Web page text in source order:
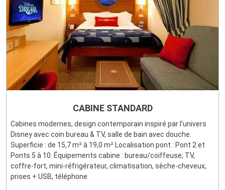
CABINE STANDARD
Cabines modernes, design contemporain inspiré par l’univers
Disney avec coin bureau & TV, salle de bain avec douche.
Superficie : de 15,7 m² à 19,0 m² Localisation pont : Pont 2 et
Ponts 5 à 10. Équipements cabine : bureau/coiffeuse, TV,
coffre-fort, mini-réfrigérateur, climatisation, sèche-cheveux,
prises + USB, téléphone